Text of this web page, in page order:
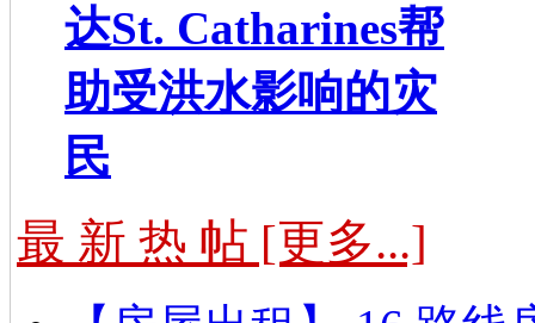
达St. Catharines帮
助受洪水影响的灾
民
最 新 热 帖 [更多...]